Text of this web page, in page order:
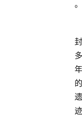
。
封
多
年
的
遗
迹